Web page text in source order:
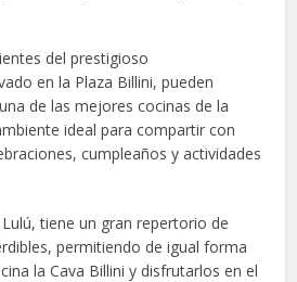
del prestigioso
en la Plaza Billini, pueden
de las mejores cocinas de la
ideal para compartir con
cumpleaños y actividades
tiene un gran repertorio de
permitiendo de igual forma
la Cava Billini y disfrutarlos en el